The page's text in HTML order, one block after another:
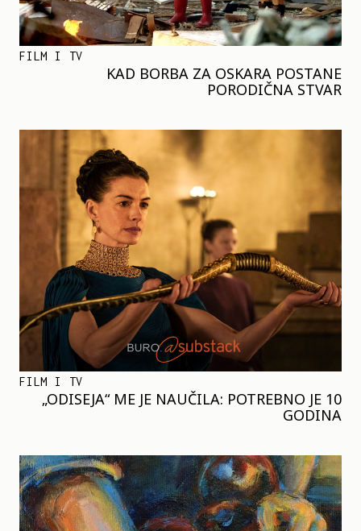
FILM I TV
KAD BORBA ZA OSKARA POSTANE
PORODIČNA STVAR
FILM I TV
„ODISEJA“ ME JE NAUČILA: POTREBNO JE 10
GODINA